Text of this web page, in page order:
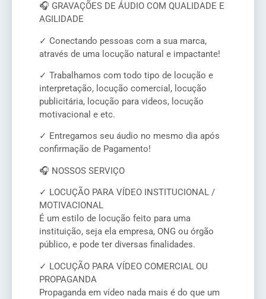
🎧 GRAVAÇÕES DE ÁUDIO COM QUALIDADE E
AGILIDADE
✓ Conectando pessoas com a sua marca,
através de uma locução natural e impactante!
✓ Trabalhamos com todo tipo de locução e
interpretação, locução comercial, locução
publicitária, locução para videos, locução
motivacional e etc.
✓ Entregamos seu áudio no mesmo dia após
confirmação de Pagamento!
🎧 NOSSOS SERVIÇO
✓ LOCUÇÃO PARA VÍDEO INSTITUCIONAL /
MOTIVACIONAL
É um estilo de locução feito para uma
instituição, seja ela empresa, ONG ou órgão
público, e pode ter diversas finalidades.
✓ LOCUÇÃO PARA VÍDEO COMERCIAL OU
PROPAGANDA
Propaganda em vídeo nada mais é do que um